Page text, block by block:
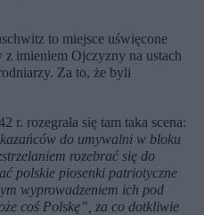
to miejsce uświęcone
imieniem Ojczyzny na ustach
Za to, że byli
r. rozegrała się tam taka scena:
do umywalni w bloku
rozebrać się do
polskie piosenki patriotyczne
wyprowadzeniem ich pod
coś Polskę”, za co dotkliwie